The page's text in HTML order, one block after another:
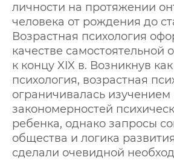
личности на протяжении
человека от рождения до
Возрастная психология
качестве самостоятельной
к концу XIX в. Возникнув
психология, возрастная
ограничивалась изучением
закономерностей
ребенка, однако запросы
общества и логика
сделали очевидной